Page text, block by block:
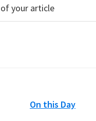
On this Day